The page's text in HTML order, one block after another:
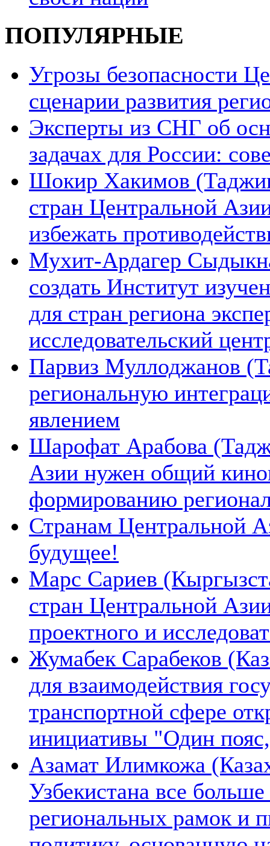
ПОПУЛЯРНЫЕ
Угрозы безопасности
сценарии развития
Эксперты из СНГ об
задачах для России:
Шокир Хакимов
стран Центральной
избежать
Мухит-Ардагер
создать Институт
для стран региона
исследовательский
Парвиз Муллоджанов
региональную
явлением
Шарофат Арабова
Азии нужен общий
формированию
Странам Центральной
будущее!
Марс Сариев
стран Центральной
проектного и
Жумабек Сарабеков
для взаимодействия
транспортной сфере
инициативы "Один
Азамат Илимкожа
Узбекистана все
региональных рамок и